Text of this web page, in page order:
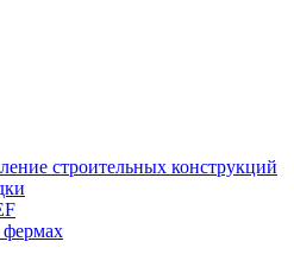
строительных конструкций